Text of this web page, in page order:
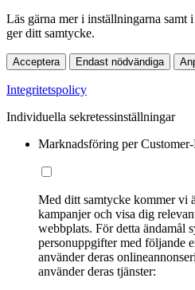
Läs gärna mer i inställningarna samt
ger ditt samtycke.
Acceptera Endast nödvändiga
Integritetspolicy
Individuella sekretessinställningar
Marknadsföring per
Med ditt samtycke kommer vi
kampanjer och visa dig
webbplats. För detta ändamål
personuppgifter med följande
använder deras
använder deras tjänster: